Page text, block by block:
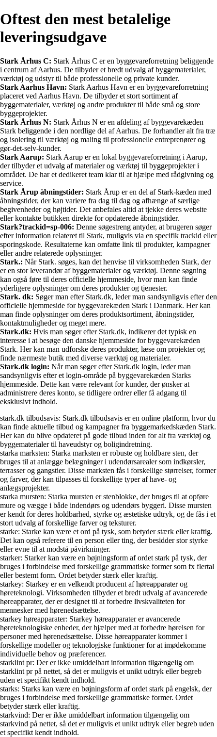
Oftest den mest betalelige
leveringsudgave
Stark Århus C: Stark Århus C er en byggevareforretning beliggende
i centrum af Aarhus. De tilbyder et bredt udvalg af byggematerialer,
værktøj og udstyr til både professionelle og private kunder.
Stark Aarhus Havn: Stark Aarhus Havn er en byggevareforretning
placeret ved Aarhus Havn. De tilbyder et stort sortiment af
byggematerialer, værktøj og andre produkter til både små og store
byggeprojekter.
Stark Århus N: Stark Århus N er en afdeling af byggevarekæden
Stark beliggende i den nordlige del af Aarhus. De forhandler alt fra træ
og isolering til værktøj og maling til professionelle entreprenører og
gør-det-selv-kunder.
Stark Aarup: Stark Aarup er en lokal byggevareforretning i Aarup,
der tilbyder et udvalg af materialer og værktøj til byggeprojekter i
området. De har et dedikeret team klar til at hjælpe med rådgivning og
service.
Stark Årup åbningstider: Stark Årup er en del af Stark-kæden med
åbningstider, der kan variere fra dag til dag og afhænge af særlige
begivenheder og højtider. Det anbefales altid at tjekke deres website
eller kontakte butikken direkte for opdaterede åbningstider.
Stark?trackid=sp-006: Denne søgestreng antyder, at brugeren søger
efter information relateret til Stark, muligvis via en specifik trackid eller
sporingskode. Resultaterne kan omfatte link til produkter, kampagner
eller andre relaterede oplysninger.
Stark.: Når Stark. søges, kan det henvise til virksomheden Stark, der
er en stor leverandør af byggematerialer og værktøj. Denne søgning
kan også føre til deres officielle hjemmeside, hvor man kan finde
yderligere oplysninger om deres produkter og tjenester.
Stark. dk: Søger man efter Stark.dk, leder man sandsynligvis efter den
officielle hjemmeside for byggevarekæden Stark i Danmark. Her kan
man finde oplysninger om deres produktsortiment, åbningstider,
kontaktmuligheder og meget mere.
Stark.dk: Hvis man søger efter Stark.dk, indikerer det typisk en
interesse i at besøge den danske hjemmeside for byggevarekæden
Stark. Her kan man udforske deres produkter, læse om projekter og
finde nærmeste butik med diverse værktøj og materialer.
Stark.dk login: Når man søger efter Stark.dk login, leder man
sandsynligvis efter et login-område på byggevarekæden Starks
hjemmeside. Dette kan være relevant for kunder, der ønsker at
administrere deres konto, se tidligere ordrer eller få adgang til
eksklusivt indhold.
stark.dk tilbudsavis: Stark.dk tilbudsavis er en online platform, hvor du
kan finde aktuelle tilbud og kampagner fra byggemarkedskæden Stark.
Her kan du blive opdateret på gode tilbud inden for alt fra værktøj og
byggematerialer til haveudstyr og boligindretning.
starka marksten: Starka marksten er robuste og holdbare sten, der
bruges til at anlægge belægninger i udendørsarealer som indkørsler,
terrasser og gangstier. Disse marksten fås i forskellige størrelser, former
og farver, der kan tilpasses til forskellige typer af have- og
anlægsprojekter.
starka mursten: Starka mursten er stenblokke, der bruges til at opføre
mure og vægge i både indendørs og udendørs byggeri. Disse mursten
er kendt for deres holdbarhed, styrke og æstetiske udtryk, og de fås i et
stort udvalg af forskellige farver og teksturer.
starke: Starke kan være et ord på tysk, som betyder stærk eller kraftig.
Det kan også referere til en person eller ting, der besidder stor styrke
eller evne til at modstå påvirkninger.
starker: Starker kan være en bøjningsform af ordet stark på tysk, der
bruges i forbindelse med forskellige grammatiske former som fx flertal
eller bestemt form. Ordet betyder stærk eller kraftig.
starkey: Starkey er en velkendt producent af høreapparater og
høreteknologi. Virksomheden tilbyder et bredt udvalg af avancerede
høreapparater, der er designet til at forbedre livskvaliteten for
mennesker med hørenedsættelse.
starkey høreapparater: Starkey høreapparater er avancerede
høreteknologiske enheder, der hjælper med at forbedre hørelsen for
personer med hørenedsættelse. Disse høreapparater kommer i
forskellige modeller og teknologiske funktioner for at imødekomme
individuelle behov og præferencer.
starklint pr: Der er ikke umiddelbart information tilgængelig om
starklint pr på nettet, så det er muligvis et unikt udtryk eller begreb
uden et specifikt kendt indhold.
starks: Starks kan være en bøjningsform af ordet stark på engelsk, der
bruges i forbindelse med forskellige grammatiske former. Ordet
betyder stærk eller kraftig.
starkvind: Der er ikke umiddelbart information tilgængelig om
starkvind på nettet, så det er muligvis et unikt udtryk eller begreb uden
et specifikt kendt indhold.